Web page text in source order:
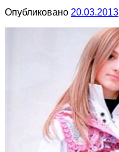
Опубликовано 20.03.2013